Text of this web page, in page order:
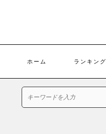
ホーム ランキング